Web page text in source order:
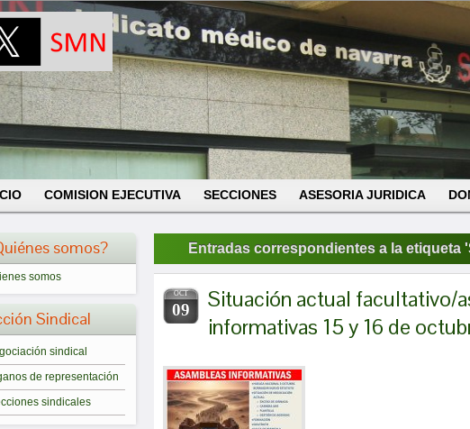
COMISION EJECUTIVA SECCIONES ASESORIA JURIDICA
somos?
somos
Sindical
sindical
de representación
sindicales
Entradas correspondientes a la etiqueta '
OCT
09
Situación actual facultativo/
informativas 15 y 16 de